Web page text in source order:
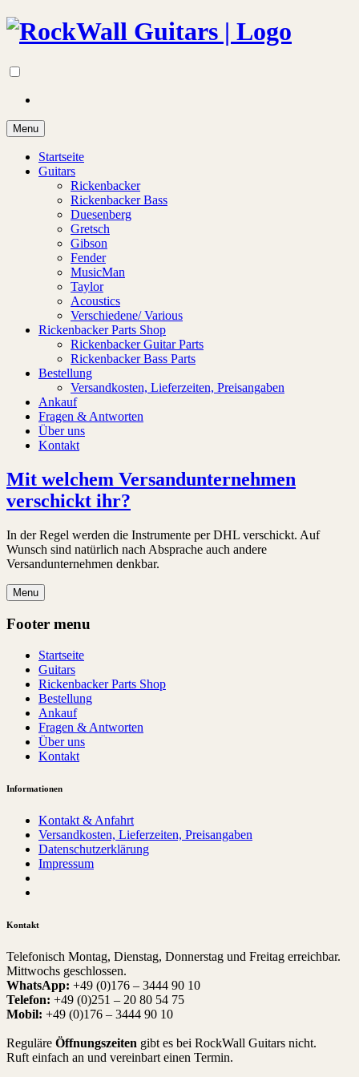
Menu
Startseite
Guitars
Rickenbacker
Rickenbacker Bass
Duesenberg
Gretsch
Gibson
Fender
MusicMan
Taylor
Acoustics
Verschiedene/ Various
Rickenbacker Parts Shop
Rickenbacker Guitar Parts
Rickenbacker Bass Parts
Bestellung
Versandkosten, Lieferzeiten, Preisangaben
Ankauf
Fragen & Antworten
Über uns
Kontakt
Mit welchem Versandunternehmen
verschickt ihr?
In der Regel werden die Instrumente per DHL verschickt. Auf
Wunsch sind natürlich nach Absprache auch andere
Versandunternehmen denkbar.
Menu
Footer menu
Startseite
Guitars
Rickenbacker Parts Shop
Bestellung
Ankauf
Fragen & Antworten
Über uns
Kontakt
Informationen
Kontakt & Anfahrt
Versandkosten, Lieferzeiten, Preisangaben
Datenschutzerklärung
Impressum
Kontakt
Telefonisch Montag, Dienstag, Donnerstag und Freitag erreichbar.
Mittwochs geschlossen.
WhatsApp: +49 (0)176 – 3444 90 10
Telefon: +49 (0)251 – 20 80 54 75
Mobil: +49 (0)176 – 3444 90 10
Reguläre Öffnungszeiten gibt es bei RockWall Guitars nicht.
Ruft einfach an und vereinbart einen Termin.